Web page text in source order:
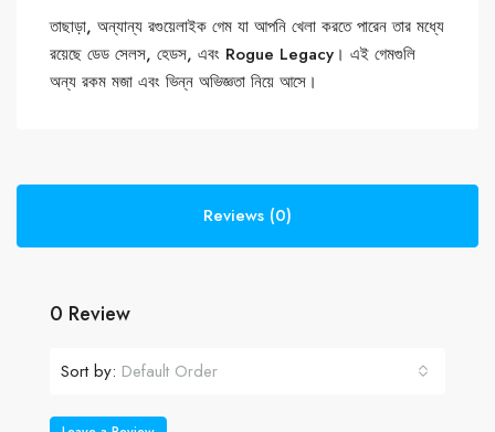
তাছাড়া, অন্যান্য রগুয়েলাইক গেম যা আপনি খেলা করতে পারেন তার মধ্যে
রয়েছে ডেড সেলস, হেডস, এবং Rogue Legacy। এই গেমগুলি
অন্য রকম মজা এবং ভিন্ন অভিজ্ঞতা নিয়ে আসে।
Reviews (0)
0 Review
Sort by: Default Order